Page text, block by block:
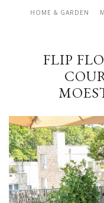
HOME & GARDEN
FLIP